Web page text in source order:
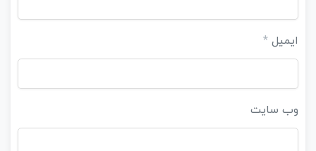
ایمیل *
وب‌ سایت